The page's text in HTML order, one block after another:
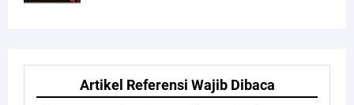
Artikel Referensi Wajib Dibaca